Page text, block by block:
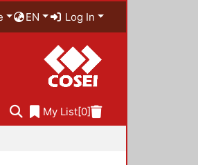
EN Log In
My List[0]